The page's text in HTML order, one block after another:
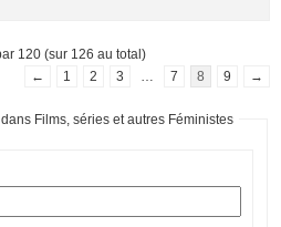
120 (sur 126 au total)
←
1 2 3 7 8 9 →
Films, séries et autres Féministes